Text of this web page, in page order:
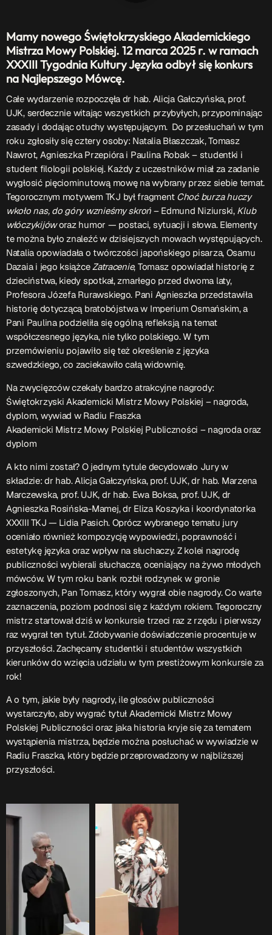
O nas keyboard_arrow_down
EKIPA
Rekrutacja Fraszka
Podcasty
Przydatne linki
Strona UJK
Klub WSPAK
Wirtualna Uczelnia
Biuro Karier
Punkt Interwencji Kryzysowej
Przydatne informacje
O nas– jedyna w Kielcach studencka stacja radiowa.
Projekt ruszył w październiku 2015 roku z inicjatywy
kieleckich studentówCzytaj.wiecej…
Patronat medialny Radia Fraszka– regulamin, logotypy,
itp.Czytaj więcej…
search
ON AIR
Upcoming shows
TOP CHART
Mamy nowego Świętokrzyskiego Akademickiego
Mistrza Mowy Polskiej. 12 marca 2025 r. w ramach
XXXIII Tygodnia Kultury Języka odbył się konkurs
na Najlepszego Mówcę.
Całe wydarzenie rozpoczęła dr hab. Alicja Gałczyńska, prof.
UJK, serdecznie witając wszystkich przybyłych, przypominając
zasady i dodając otuchy występującym. Do przesłuchań w tym
roku zgłosiły się cztery osoby: Natalia Błaszczak, Tomasz
Nawrot, Agnieszka Przepióra i Paulina Robak – studentki i
student filologii polskiej. Każdy z uczestników miał za zadanie
wygłosić pięciominutową mowę na wybrany przez siebie temat.
Tegorocznym motywem TKJ był fragment Choć burza huczy
wkoło nas, do góry wznieśmy skroń – Edmund Niziurski, Klub
włóczykijóworaz humor — postaci, sytuacji i słowa. Elementy
te można było znaleźć w dzisiejszych mowach występujących.
Natalia opowiadała o twórczości japońskiego pisarza, Osamu
Dazaia i jego książceZatracenie, Tomasz opowiadał historię z
dzieciństwa, kiedy spotkał, zmarłego przed dwoma laty,
Profesora Józefa Rurawskiego. Pani Agnieszka przedstawiła
historię dotyczącą bratobójstwa w Imperium Osmańskim, a
Pani Paulina podzieliła się ogólną refleksją na temat
współczesnego języka, nie tylko polskiego. W tym
przemówieniu pojawiło się też określenie z języka
szwedzkiego, co zaciekawiło całą widownię.
Na zwycięzców czekały bardzo atrakcyjne nagrody:
Świętokrzyski Akademicki Mistrz Mowy Polskiej – nagroda,
dyplom, wywiad w Radiu Fraszka
Akademicki Mistrz Mowy Polskiej Publiczności – nagroda oraz
dyplom
A kto nimi został? O jednym tytule decydowało Jury w
składzie: dr hab. Alicja Gałczyńska, prof. UJK, dr hab. Marzena
Marczewska, prof. UJK, dr hab. Ewa Boksa, prof. UJK, dr
Agnieszka Rosińska-Mamej, dr Eliza Koszyka i koordynatorka
XXXIII TKJ — Lidia Pasich. Oprócz wybranego tematu jury
oceniało również kompozycję wypowiedzi, poprawność i
estetykę języka oraz wpływ na słuchaczy. Z kolei nagrodę
publiczności wybierali słuchacze, oceniający na żywo młodych
mówców. W tym roku bank rozbił rodzynek w gronie
zgłoszonych, Pan Tomasz, który wygrał obie nagrody. Co warte
zaznaczenia, poziom podnosi się z każdym rokiem. Tegoroczny
mistrz startował dziś w konkursie trzeci raz z rzędu i pierwszy
raz wygrał ten tytuł. Zdobywanie doświadczenie procentuje w
przyszłości. Zachęcamy studentki i studentów wszystkich
kierunków do wzięcia udziału w tym prestiżowym konkursie za
rok!
A o tym, jakie były nagrody, ile głosów publiczności
wystarczyło, aby wygrać tytuł Akademicki Mistrz Mowy
Polskiej Publiczności oraz jaka historia kryje się za tematem
wystąpienia mistrza, będzie można posłuchać w wywiadzie w
Radiu Fraszka, który będzie przeprowadzony w najbliższej
przyszłości.